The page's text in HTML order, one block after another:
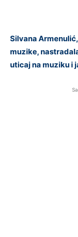
Silvana
muzike,
uticaj na muziku i